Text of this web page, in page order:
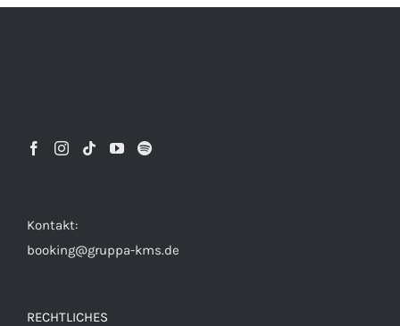
Kontakt:
booking@gruppa-kms.de
RECHTLICHES